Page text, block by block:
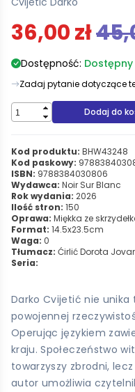
36,00 zł
Dostępność: Dostępny
Zadaj pytanie dotyczące
Dodaj do
Kod produktu: BHW43248
Kod paskowy:
ISBN: 9788384030806
Wydawca: Noir Sur Blanc
Rok wydania: 2026
Ilość stron: 150
Oprawa: Miękka ze
Format: 14.5x23.5cm
Waga: 0
Tłumacz: Ćirlić Dorota
Seria:
Darko Cvijetić nie
powojennej
Operując językiem
kraju. Społeczeństwo
towarzyszy zbrodni,
autor umożliwia